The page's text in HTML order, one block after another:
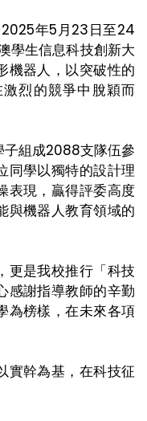
年5月23日至24
學生信息科技創新大
機器人，以突破性的
烈的競爭中脫穎而
子組成2088支隊伍參
同學以獨特的設計理
表現，贏得評委高度
與機器人教育領域的
更是我校推行「科技
感謝指導教師的辛勤
為榜樣，在未來各項
實幹為基，在科技征